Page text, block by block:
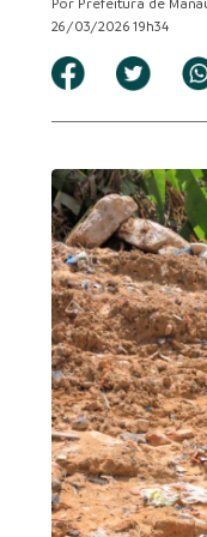
26/03/2026 19h34